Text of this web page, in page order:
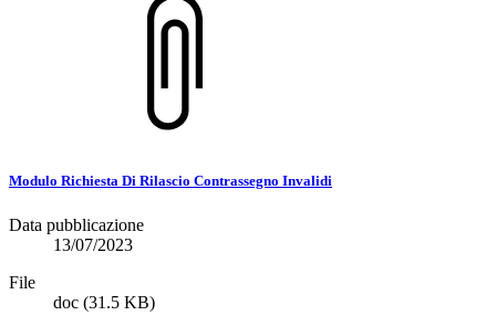
Modulo Richiesta Di Rilascio Contrassegno Invalidi
Data pubblicazione
13/07/2023
File
doc (31.5 KB)